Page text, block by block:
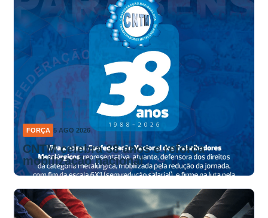
FORÇA 5 AGO 2026
CNTM celebra 38 anos e reforça
mobilização nacional